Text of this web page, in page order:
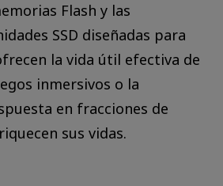
Flash y las
SSD diseñadas para
la vida útil efectiva de
inmersivos o la
en fracciones de
sus vidas.